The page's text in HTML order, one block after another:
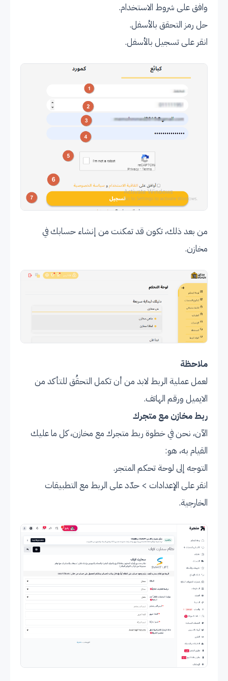
وافق على شروط الاستخدام.
حل رمز التحقق بالأسفل.
انقر على تسجيل بالأسفل.
من بعد ذلك، تكون قد تمكنت من إنشاء حسابك في
مخازن.
ملاحظة
لعمل عملية الربط لابد من أن تكمل التحقُق للتأكد من
الايميل ورقم الهاتف.
ربط مخازن مع متجرك
الآن، نحن في خطوة ربط متجرك مع مخازن، كل ما عليك
القيام به، هو:
التوجه إلى لوحة تحكم المتجر.
انقر على الإعدادات > حدّد على الربط مع التطبيقات
الخارجية.